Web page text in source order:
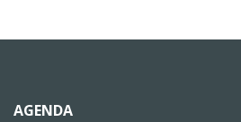
AGENDA